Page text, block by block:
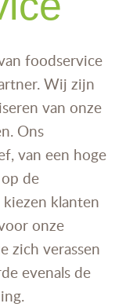
foodservice
Wij zijn
van onze
Ons
van een hoge
de
klanten
onze
zich verassen
evenals de